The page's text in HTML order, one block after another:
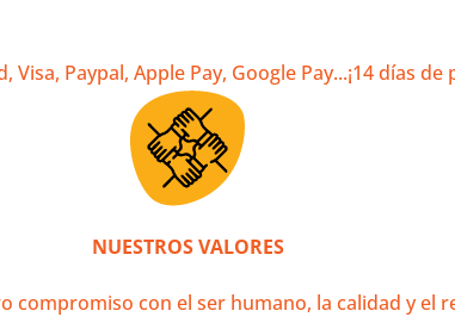
Configuración de las cookies